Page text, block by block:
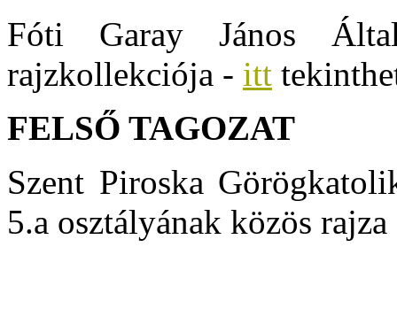
Fóti Garay János
rajzkollekciója - itt
FELSŐ TAGOZAT
Szent Piroska
5.a osztályának közös